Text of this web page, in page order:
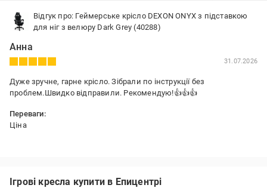
Відгук про: Геймерське крісло DEXON ONYX з підставкою
для ніг з велюру Dark Grey (40288)
Анна
31.07.2026
Дуже зручне, гарне крісло. Зібрали по інструкції без
проблем.Швидко відправили. Рекомендую!👍👍👍
Переваги:
Ціна
Ігрові кресла купити в Епицентрі